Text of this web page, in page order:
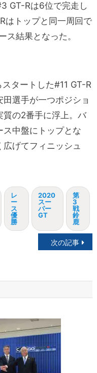
GT-Rは6位で完走し
はトップと同一周回で
ス結果となった。
タートした#11 GT-R
選手が一つポジショ
質の2番手に浮上。バ
ス中盤にトップとな
広げてフィニッシュ
レ
ー
ス
優
勝
2020
スー
パー
GT
第
3
戦
鈴
鹿
次の記事